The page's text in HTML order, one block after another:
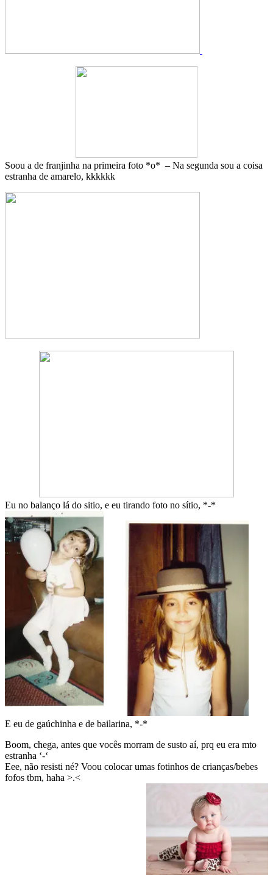
Soou a de franjinha na primeira foto *o* – Na segunda sou a coisa
estranha de amarelo, kkkkkk
Eu no balanço lá do sitio, e eu tirando foto no sítio, *-*
E eu de gaúchinha e de bailarina, *-*
Boom, chega, antes que vocês morram de susto aí, prq eu era mto
estranha ‘-‘
Eee, não resisti né? Voou colocar umas fotinhos de crianças/bebes
fofos tbm, haha >.<